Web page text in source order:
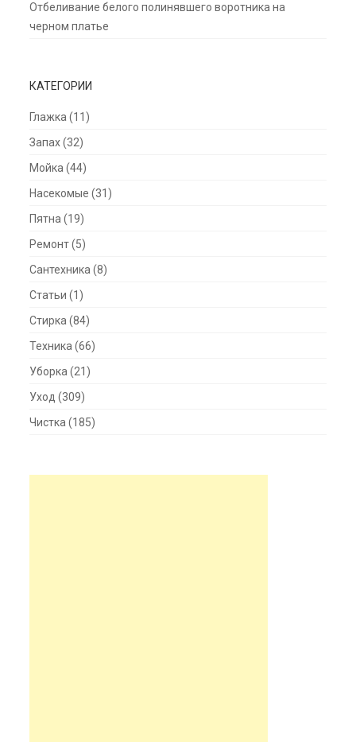
Отбеливание белого полинявшего воротника на
черном платье
КАТЕГОРИИ
Глажка (11)
Запах(32)
Мойка (44)
Насекомые (31)
Пятна (19)
Ремонт(5)
Сантехника (8)
Статьи (1)
Стирка (84)
Техника (66)
Уборка (21)
Уход (309)
Чистка (185)